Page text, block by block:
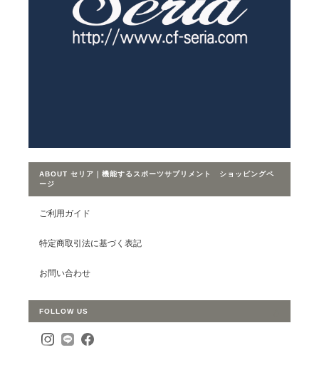
ABOUT セリア｜機能するスポーツサプリメント ショッピングペ
ージ
ご利用ガイド
特定商取引法に基づく表記
お問い合わせ
FOLLOW US